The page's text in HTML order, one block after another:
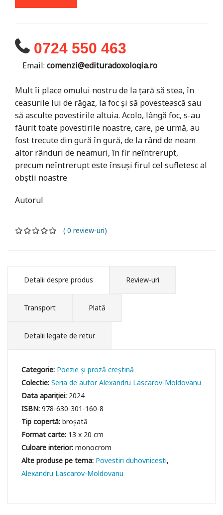
0724 550 463
Email: comenzi@edituradoxologia.ro
Mult îi place omului nostru de la țară să stea, în
ceasurile lui de răgaz, la foc și să povestească sau
să asculte povestirile altuia. Acolo, lângă foc, s-au
făurit toate povestirile noastre, care, pe urmă, au
fost trecute din gură în gură, de la rând de neam
altor rânduri de neamuri, în fir neîntrerupt,
precum neîntrerupt este însuși firul cel sufletesc al
obștii noastre
Autorul
( 0 review-uri)
Detalii despre produs Review-uri
Transport Plată
Detalii legate de retur
Categorie: Poezie și proză creștină
Colectie:Seria de autor Alexandru Lascarov-Moldovanu
Data apariției: 2024
ISBN:978-630-301-160-8
Tip copertă:broșată
Format carte: 13 x 20 cm
Culoare interior:monocrom
Povestiri duhovnicesti
Alexandru Lascarov-Moldovanu